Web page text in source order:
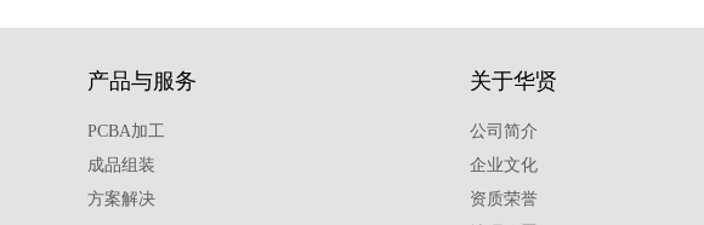
产品与服务
PCBA加工
成品组装
方案解决
关于华贤
公司简介
企业文化
资质荣誉